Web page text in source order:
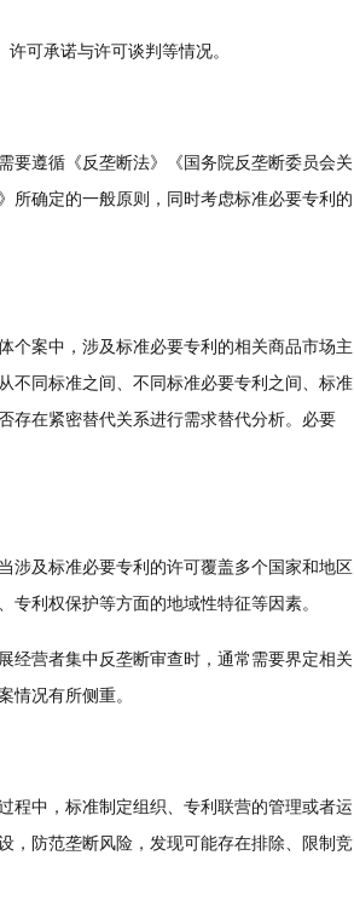
可承诺与许可谈判等情况。
遵循《反垄断法》《国务院反垄断委员会关
所确定的一般原则，同时考虑标准必要专利的
案中，涉及标准必要专利的相关商品市场主
不同标准之间、不同标准必要专利之间、标准
存在紧密替代关系进行需求替代分析。必要
及标准必要专利的许可覆盖多个国家和地区
利权保护等方面的地域性特征等因素。
营者集中反垄断审查时，通常需要界定相关
情况有所侧重。
中，标准制定组织、专利联营的管理或者运
，防范垄断风险，发现可能存在排除、限制竞